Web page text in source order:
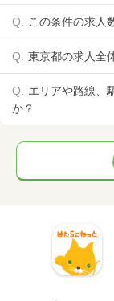
この条件の求人
東京都の求人全
エリアや路線、
か？